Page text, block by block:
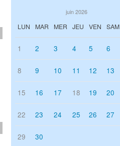
juin 2026
LUN MAR MER JEU VEN SAM
1 2 3 4 5 6
8 9 10 11 12 13
15 16 17 18 19 20
22 23 24 25 26 27
29 30